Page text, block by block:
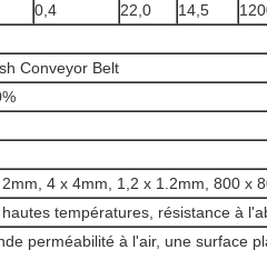
0,4 22,0 14,5
Conveyor Belt
4 x 4mm, 1,2 x 1.2mm, 800 x
températures, résistance à
perméabilité à l'air, une surface